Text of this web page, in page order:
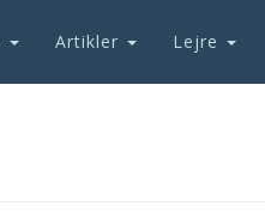
Artikler Lejre